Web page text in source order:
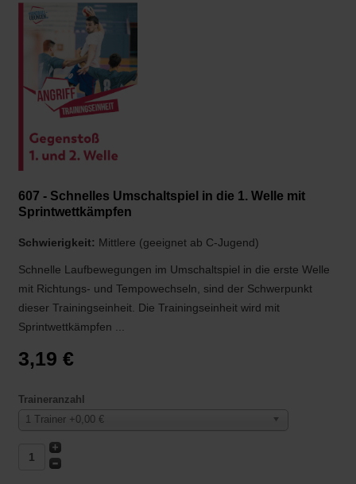
607 - Schnelles Umschaltspiel in die 1. Welle mit
Sprintwettkämpfen
Schwierigkeit: Mittlere (geeignet ab C-Jugend)
Schnelle Laufbewegungen im Umschaltspiel in die erste Welle
mit Richtungs- und Tempowechseln, sind der Schwerpunkt
dieser Trainingseinheit. Die Trainingseinheit wird mit
Sprintwettkämpfen ...
3,19 €
Traineranzahl
1 Trainer +0,00 €